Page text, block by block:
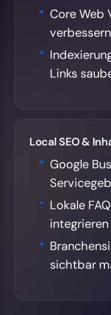
Core Web
verbessern
Links
Local SEO &
Google
Lokale
integrieren
sichtbar